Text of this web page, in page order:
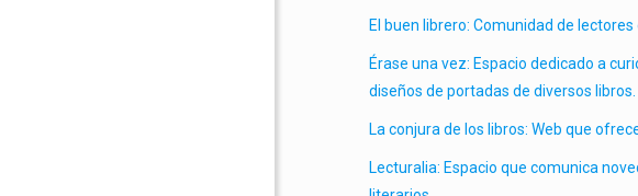
El buen librero: Comunidad de
Érase una vez: Espacio dedicado a
diseños de portadas de diversos libros.
La conjura de los libros: Web que
Lecturalia: Espacio que comunica